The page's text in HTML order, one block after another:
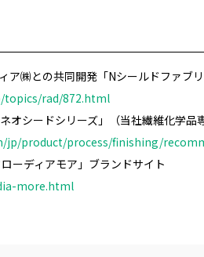
ア㈱との共同開発 「Nシールドファブリ
topics/rad/872.html
オシードシリーズ」（当社繊維化学品
jp/product/process/finishing/
ーディアモア」ブランドサイト
more.html